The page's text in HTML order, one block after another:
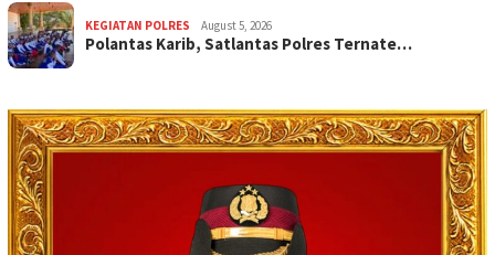
KEGIATAN POLRES August 5, 2026
Polantas Karib, Satlantas Polres Ternate…